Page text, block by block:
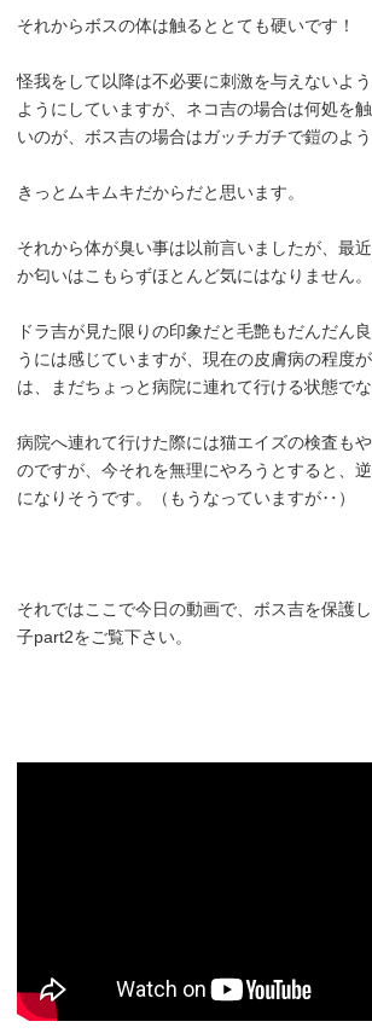
それからボスの体は触るととても硬いです！
怪我をして以降は不必要に刺激を与えないよ
ようにしていますが、ネコ吉の場合は何処を
いのが、ボス吉の場合はガッチガチで鎧のよ
きっとムキムキだからだと思います。
それから体が臭い事は以前言いましたが、最
か匂いはこもらずほとんど気にはなりません。
ドラ吉が見た限りの印象だと毛艶もだんだん
うには感じていますが、現在の皮膚病の程度
は、まだちょっと病院に連れて行ける状態でな
病院へ連れて行けた際には猫エイズの検査も
のですが、今それを無理にやろうとすると、
になりそうです。（もうなっていますが‥）
それではここで今日の動画で、ボス吉を保護
子part2をご覧下さい。